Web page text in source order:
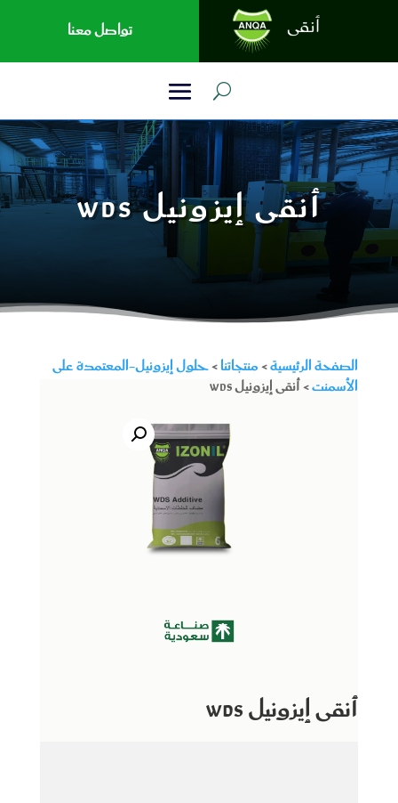
تواصل معنا
أنقى إيزونيل WDS
الصفحة الرئيسية>منتجاتنا>حلول إيزونيل-المعتمدة على
الأسمنت> أنقى إيزونيل WDS
أنقى إيزونيل WDS